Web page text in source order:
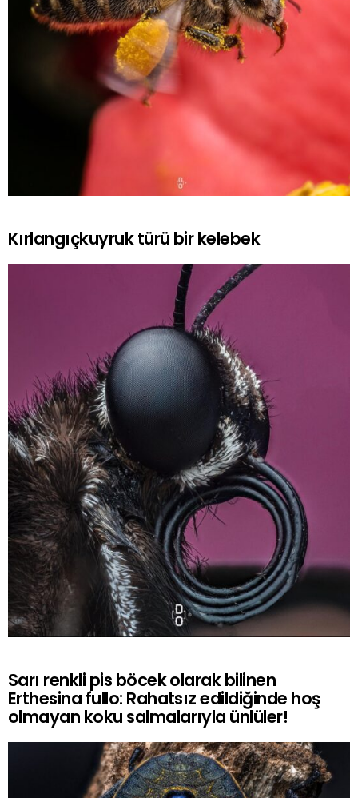
Kırlangıçkuyruk türü bir kelebek
Sarı renkli pis böcek olarak bilinen
Erthesina fullo: Rahatsız edildiğinde hoş
olmayan koku salmalarıyla ünlüler!